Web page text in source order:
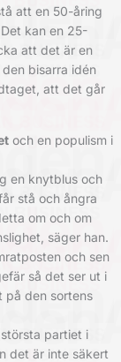
att en 50-åring
kan en 25-
att det är en
bisarra idén
att det går
och en populism i
en knytblus och
stå och ångra
om och om
säger han.
och sen
så det ser ut i
på den sortens
partiet i
det är inte säkert